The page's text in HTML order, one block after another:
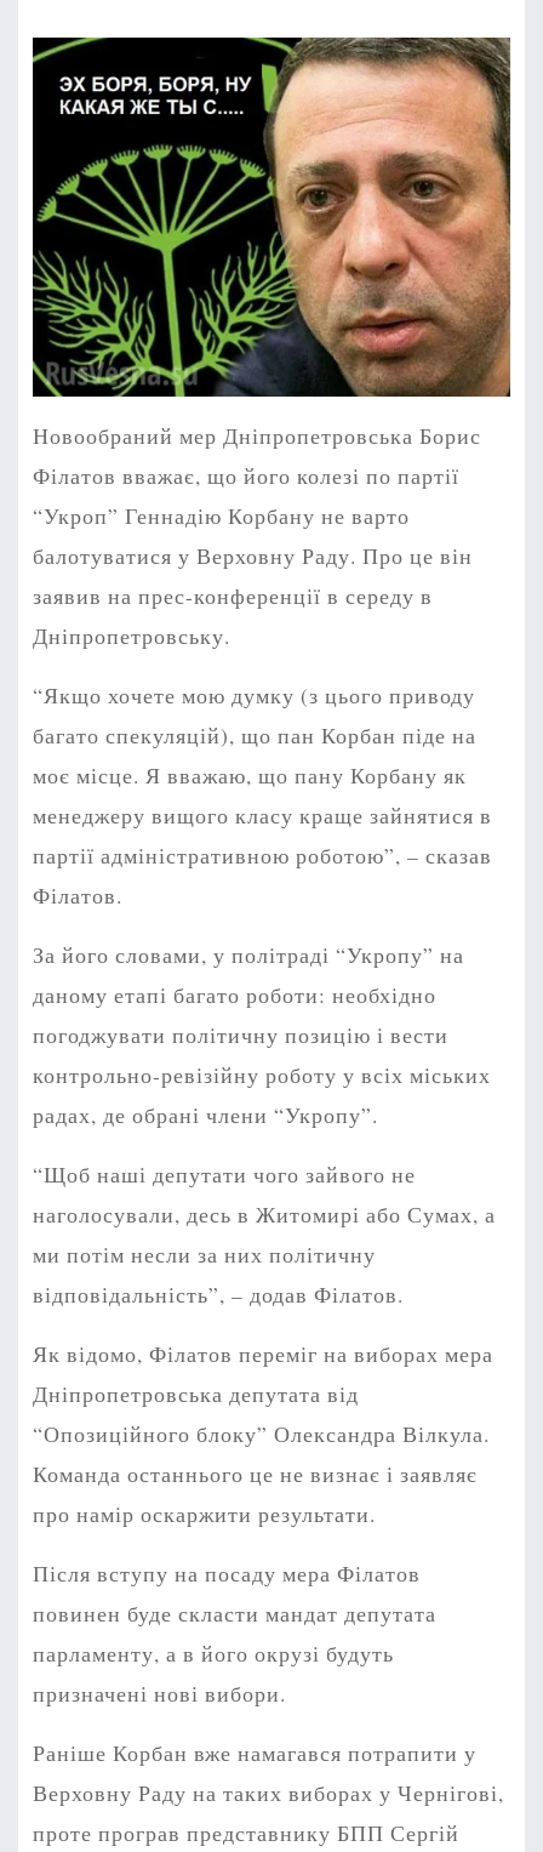
Новообраний мер Дніпропетровська Борис
Філатов вважає, що його колезі по партії
“Укроп” Геннадію Корбану не варто
балотуватися у Верховну Раду. Про це він
заявив на прес-конференції в середу в
Дніпропетровську.
“Якщо хочете мою думку (з цього приводу
багато спекуляцій), що пан Корбан піде на
моє місце. Я вважаю, що пану Корбану як
менеджеру вищого класу краще зайнятися в
партії адміністративною роботою”, – сказав
Філатов.
За його словами, у політраді “Укропу” на
даному етапі багато роботи: необхідно
погоджувати політичну позицію і вести
контрольно-ревізійну роботу у всіх міських
радах, де обрані члени “Укропу”.
“Щоб наші депутати чого зайвого не
наголосували, десь в Житомирі або Сумах, а
ми потім несли за них політичну
відповідальність”, – додав Філатов.
Як відомо, Філатов переміг на виборах мера
Дніпропетровська депутата від
“Опозиційного блоку” Олександра Вілкула.
Команда останнього це не визнає і заявляє
про намір оскаржити результати.
Після вступу на посаду мера Філатов
повинен буде скласти мандат депутата
парламенту, а в його окрузі будуть
призначені нові вибори.
Раніше Корбан вже намагався потрапити у
Верховну Раду на таких виборах у Чернігові,
проте програв представнику БПП Сергій